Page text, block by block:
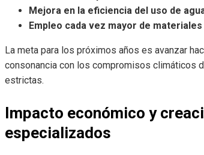
Mejora en la eficiencia del uso de
Empleo cada vez mayor de
La meta para los próximos años es avanzar
consonancia con los compromisos climáticos
estrictas.
Impacto económico y
especializados